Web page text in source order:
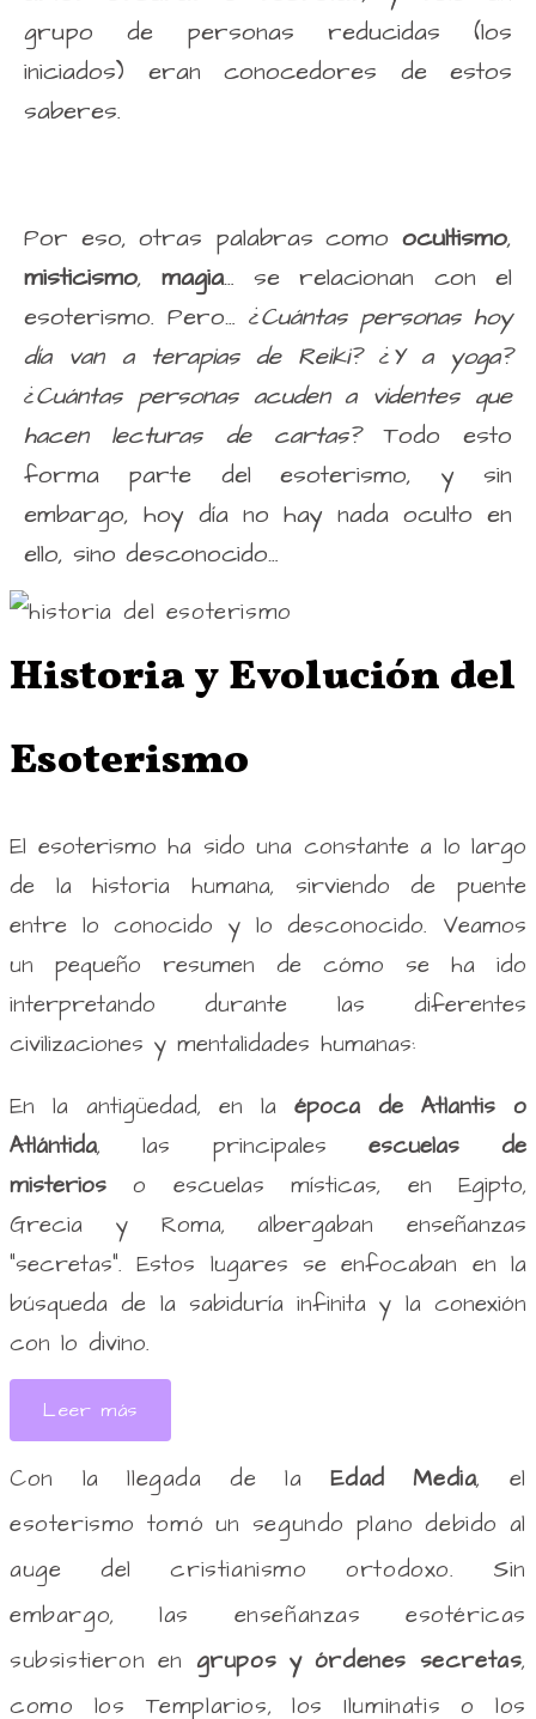
grupo de personas reducidas (los
iniciados) eran conocedores de estos
saberes.
Por eso, otras palabras como ocultismo,
misticismo,magia… se relacionan con el
esoterismo. Pero… ¿Cuántas personas hoy
día van a terapias de Reiki? ¿Y a yoga?
¿Cuántas personas acuden a videntes que
hacen lecturas de cartas?Todo esto
forma parte del esoterismo, y sin
embargo, hoy día no hay nada oculto en
ello, sino desconocido…
Historia y Evolución del
Esoterismo
El esoterismo ha sido una constante a lo largo
de la historia humana, sirviendo de puente
entre lo conocido y lo desconocido. Veamos
un pequeño resumen de cómo se ha ido
interpretando durante las diferentes
civilizaciones y mentalidades humanas:
En la antigüedad, en la época de Atlantis o
Atlántida, las principales escuelas de
misterios o escuelas místicas, en Egipto,
Grecia y Roma, albergaban enseñanzas
“secretas”. Estos lugares se enfocaban en la
búsqueda de la sabiduría infinita y la conexión
con lo divino.
Leer más
Con la llegada de laEdad Media, el
esoterismo tomó un segundo plano debido al
auge del cristianismo ortodoxo. Sin
embargo, las enseñanzas esotéricas
subsistieron en grupos y órdenes secretas,
como los Templarios, los Iluminatis o los